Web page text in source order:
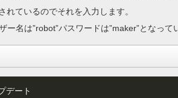
れているのでそれを入力します。
ー名は”robot”パスワードは”maker”となって
デート